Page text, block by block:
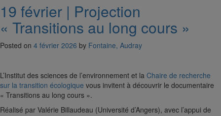
19 février | Projection
« Transitions au long cours »
Posted on 4 février 2026 by Fontaine, Audray
L’Institut des sciences de l’environnement et la Chaire de recherche
sur la transition écologique vous invitent à découvrir le documentaire
« Transitions au long cours ».
Réalisé par Valérie Billaudeau (Université d’Angers), avec l’appui de